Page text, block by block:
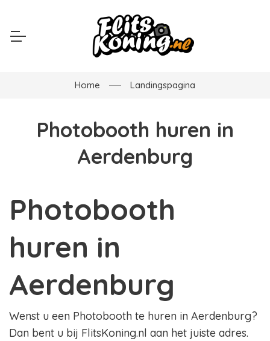
Home Landingspagina
Photobooth huren in
Aerdenburg
Photobooth
huren in
Aerdenburg
Wenst u een Photobooth te huren in Aerdenburg?
Dan bent u bij FlitsKoning.nl aan het juiste adres.